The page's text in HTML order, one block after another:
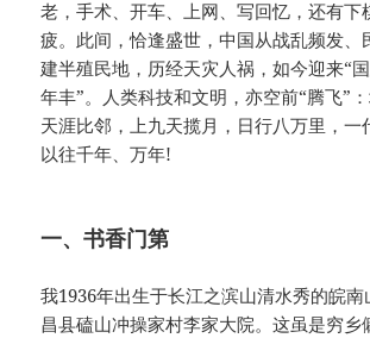
老，手术、开车、上网、写回忆，还有下
疲。此间，恰逢盛世，中国从战乱频发、
建半殖民地，历经天灾人祸，如今迎来“
年丰”。人类科技和文明，亦空前“腾飞”：
天涯比邻，上九天揽月，日行八万里，一
以往千年、万年!
一、书香门第
我1936年出生于长江之滨山清水秀的皖
昌县磕山冲操家村李家大院。这虽是穷乡